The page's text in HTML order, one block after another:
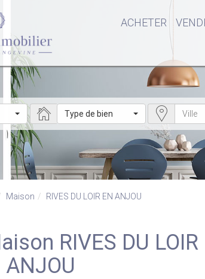
ACHETER
Type de bien
Maison RIVES DU LOIR EN ANJOU
ANJOU